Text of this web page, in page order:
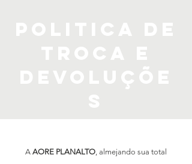
A AORE PLANALTO, almejando sua total